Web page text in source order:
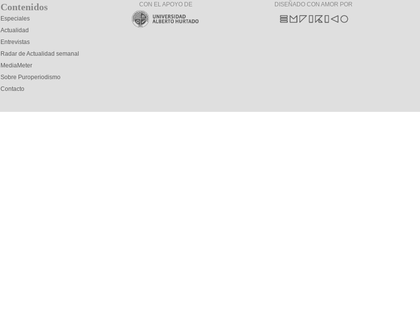
Contenidos
Especiales
Actualidad
Entrevistas
Radar de Actualidad semanal
MediaMeter
Sobre Puroperiodismo
Contacto
CON EL APOYO DE DISEÑADO CON AMOR POR